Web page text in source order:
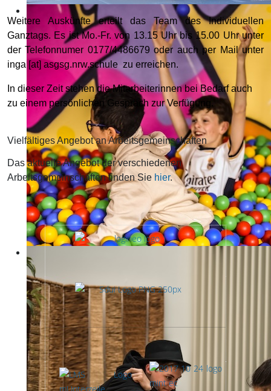
Weitere Auskünfte erteilt das Team des Individuellen
Ganztags. Es ist Mo.-Fr. von 13.15 Uhr bis 15.00 Uhr unter
der Telefonnumer 0177/4486679 oder auch per Mail unter
inga [at] asgsg.nrw.schule zu erreichen.
In dieser Zeit stehen die Mitarbeiterinnen bei Bedarf auch
zu einem persönlichen Gespräch zur Verfügung.
Vielfältiges Angebot an Arbeitsgemeinschaften
Das aktuelle Angebot der verschiedenen
Arbeitsgemeinschaften finden Sie hier.